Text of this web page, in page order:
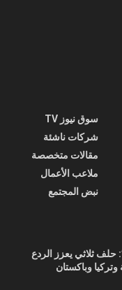
سوق نيوز TV
شركات ناشئة
مقالات متخصصة
ملاعب الأعمال
نبض المجتمع
حلف ثلاثي يعزز الردع
وباكستان